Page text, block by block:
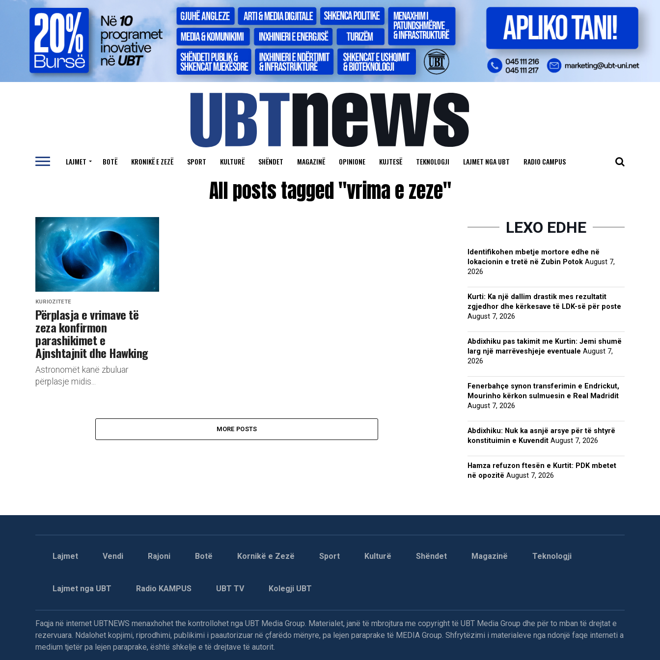
LAJMET BOTË KRONIKË E ZEZË SPORT KULTURË SHËNDET MAGAZINË OPINIONE KUJTESË TEKNOLOGJI LAJMET NGA UBT RADIO CAMPUS
All posts tagged "vrima e zeze"
KURIOZITETE
Përplasja e vrimave të
zeza konfirmon
parashikimet e
Ajnshtajnit dhe Hawking
Astronomët kanë zbuluar
përplasje midis...
MORE POSTS
LEXO EDHE
Identifikohen mbetje mortore edhe në
lokacionin e tretë në Zubin Potok August 7,
2026
Kurti: Ka një dallim drastik mes rezultatit
zgjedhor dhe kërkesave të LDK-së për poste
August 7, 2026
Abdixhiku pas takimit me Kurtin: Jemi shumë
larg një marrëveshjeje eventuale August 7,
2026
Fenerbahçe synon transferimin e Endrickut,
Mourinho kërkon sulmuesin e Real Madridit
August 7, 2026
Abdixhiku: Nuk ka asnjë arsye për të shtyrë
konstituimin e Kuvendit August 7, 2026
Hamza refuzon ftesën e Kurtit: PDK mbetet
në opozitë August 7, 2026
Lajmet Vendi Rajoni Botë Kornikë e Zezë Sport Kulturë Shëndet Magazinë Teknologji
Lajmet nga UBT Radio KAMPUS UBT TV Kolegji UBT
Faqja në internet UBTNEWS menaxhohet the kontrollohet nga UBT Media Group. Materialet, janë të mbrojtura me copyright të UBT Media Group dhe për to mban të drejtat e
rezervuara. Ndalohet kopjimi, riprodhimi, publikimi i paautorizuar në çfarëdo mënyre, pa lejen paraprake të MEDIA Group. Shfrytëzimi i materialeve nga ndonjë faqe interneti a
medium tjetër pa lejen paraprake, është shkelje e të drejtave të autorit.